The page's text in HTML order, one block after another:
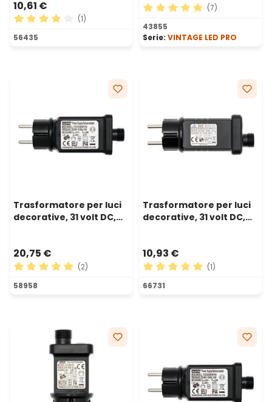
10,61 €
Valutazione media di 4 su 5 stelle
(1)
56435
Valutazione media di 5 su
(7)
43855
Serie: VINTAGE LED PRO
Trasformatore per luci
decorative, 31 volt DC,
20,75 €
Valutazione media di 5 su 5 stelle
(2)
58958
Trasformatore per luci
decorative, 31 volt DC,
10,93 €
Valutazione media di 5 su
(1)
66731